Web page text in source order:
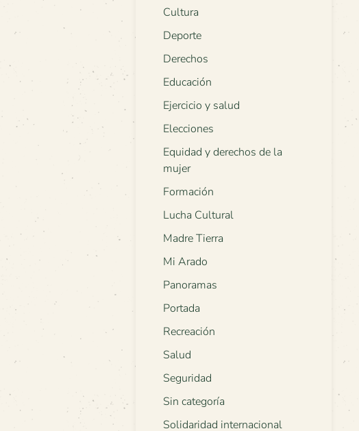
Cultura
Deporte
Derechos
Educación
Ejercicio y salud
Elecciones
Equidad y derechos de la
mujer
Formación
Lucha Cultural
Madre Tierra
Mi Arado
Panoramas
Portada
Recreación
Salud
Seguridad
Sin categoría
Solidaridad internacional